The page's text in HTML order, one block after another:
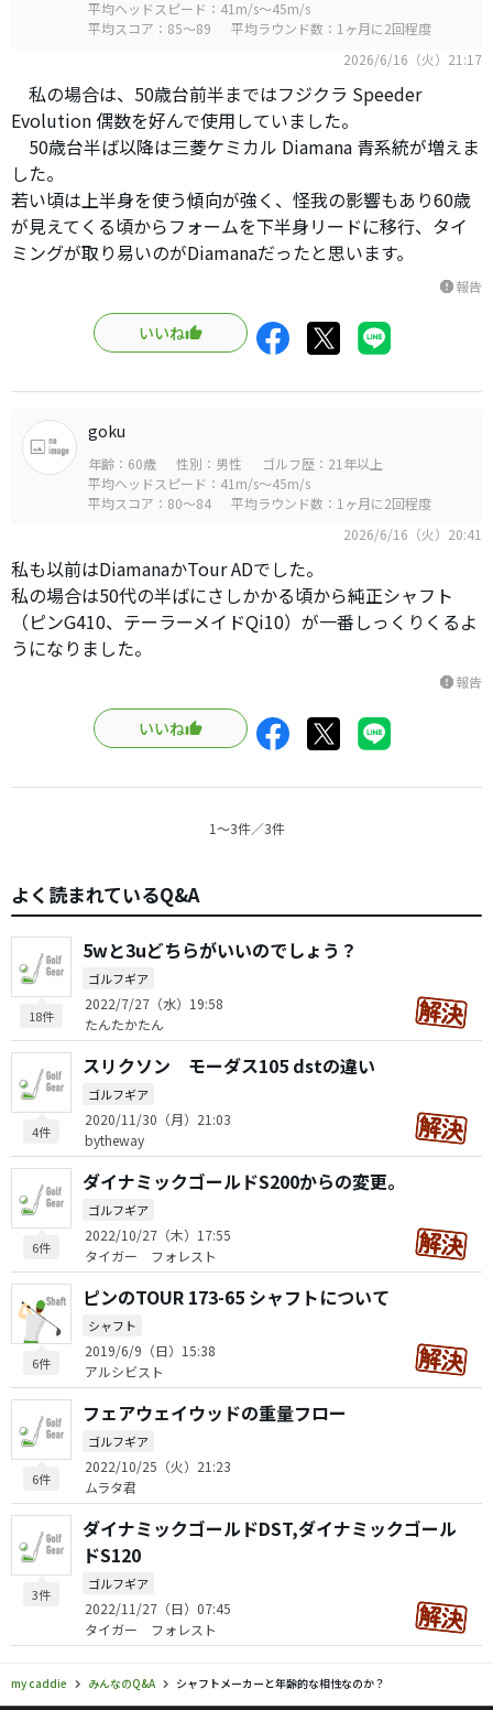
平均ヘッドスピード：41m/s～45m/s
平均スコア：85～89
平均ラウンド数：1ヶ月に2回程度
2026/6/16（火）21:17
私の場合は、50歳台前半まではフジクラ Speeder
Evolution 偶数を好んで使用していました。
50歳台半ば以降は三菱ケミカル Diamana 青系統が増えま
した。
若い頃は上半身を使う傾向が強く、怪我の影響もあり60歳
が見えてくる頃からフォームを下半身リードに移行、タイ
ミングが取り易いのがDiamanaだったと思います。
report報告
いいね
goku
年齢：60歳 性別：男性
ゴルフ歴：21年以上
平均ヘッドスピード：41m/s～45m/s
平均スコア：80～84
平均ラウンド数：1ヶ月に2回程度
2026/6/16（火）20:41
私も以前はDiamanaかTour ADでした。
私の場合は50代の半ばにさしかかる頃から純正シャフト
（ピンG410、テーラーメイドQi10）が一番しっくりくるよ
うになりました。
report報告
いいね
1〜3件／3件
よく読まれているQ&A
18件
5wと3uどちらがいいのでしょう？
ゴルフギア
2022/7/27（水）19:58
たんたかたん
4件
スリクソン モーダス105 dstの違い
ゴルフギア
2020/11/30（月）21:03
bytheway
6件
ダイナミックゴールドS200からの変更。
ゴルフギア
2022/10/27（木）17:55
タイガー フォレスト
6件
ピンのTOUR 173-65 シャフトについて
シャフト
2019/6/9（日）15:38
アルシビスト
6件
フェアウェイウッドの重量フロー
ゴルフギア
2022/10/25（火）21:23
ムラタ君
3件
ダイナミックゴールドDST,ダイナミックゴール
ドS120
ゴルフギア
2022/11/27（日）07:45
タイガー フォレスト
my caddie みんなのQ&A シャフトメーカーと年齢的な相性なのか？